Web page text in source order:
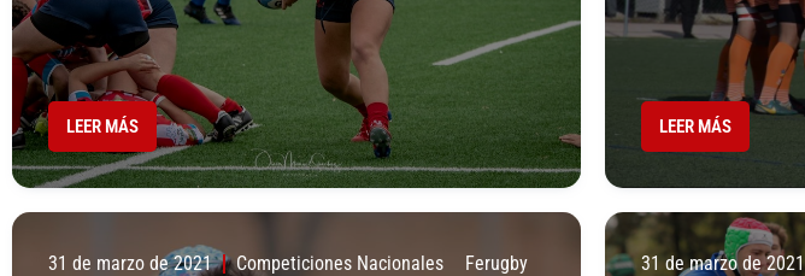
LEER MÁS LEER MÁS
31 de marzo de 2021 Competiciones Nacionales Ferugby 31 de marzo de 2021